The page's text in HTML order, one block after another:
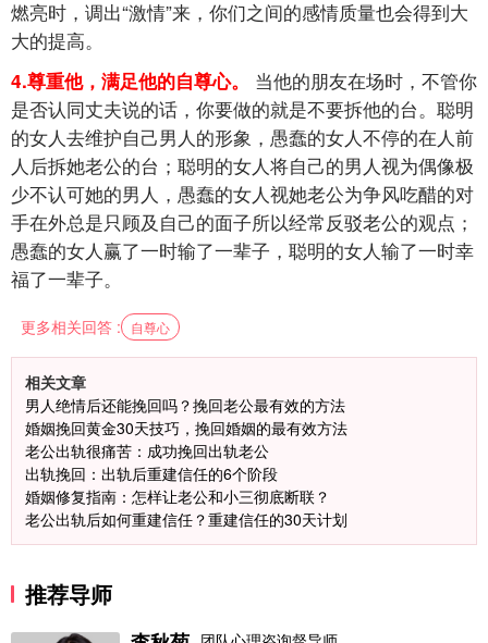
燃亮时，调出“激情”来，你们之间的感情质量也会得到大
大的提高。
4.尊重他，满足他的自尊心。 当他的朋友在场时，不管你
是否认同丈夫说的话，你要做的就是不要拆他的台。聪明
的女人去维护自己男人的形象，愚蠢的女人不停的在人前
人后拆她老公的台；聪明的女人将自己的男人视为偶像极
少不认可她的男人，愚蠢的女人视她老公为争风吃醋的对
手在外总是只顾及自己的面子所以经常反驳老公的观点；
愚蠢的女人赢了一时输了一辈子，聪明的女人输了一时幸
福了一辈子。
更多相关回答 : 自尊心
相关文章
男人绝情后还能挽回吗？挽回老公最有效的方法
婚姻挽回黄金30天技巧，挽回婚姻的最有效方法
老公出轨很痛苦：成功挽回出轨老公
出轨挽回：出轨后重建信任的6个阶段
婚姻修复指南：怎样让老公和小三彻底断联？
老公出轨后如何重建信任？重建信任的30天计划
推荐导师